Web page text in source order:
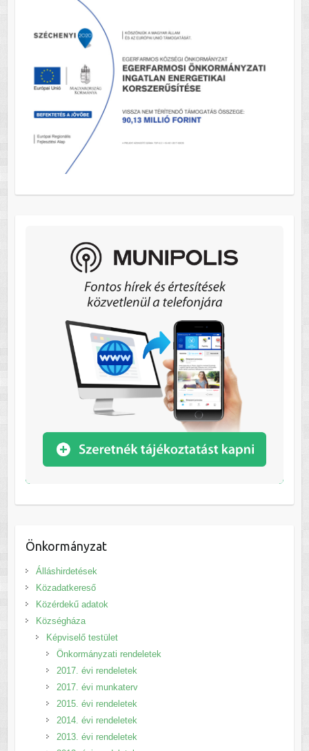
Önkormányzat
Álláshirdetések
Közadatkereső
Közérdekű adatok
Községháza
Képviselő testület
Önkormányzati rendeletek
2017. évi rendeletek
2017. évi munkaterv
2015. évi rendeletek
2014. évi rendeletek
2013. évi rendeletek